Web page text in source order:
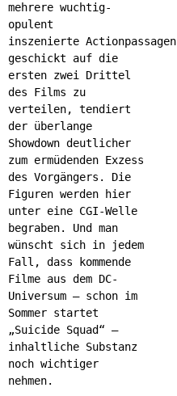
mehrere wuchtig-
opulent
inszenierte Actionpassagen
geschickt auf die
ersten zwei Drittel
des Films zu
verteilen, tendiert
der überlange
Showdown deutlicher
zum ermüdenden Exzess
des Vorgängers. Die
Figuren werden hier
unter eine CGI-Welle
begraben. Und man
wünscht sich in jedem
Fall, dass kommende
Filme aus dem DC-
Universum – schon im
Sommer startet
„Suicide Squad“ –
inhaltliche Substanz
noch wichtiger
nehmen.